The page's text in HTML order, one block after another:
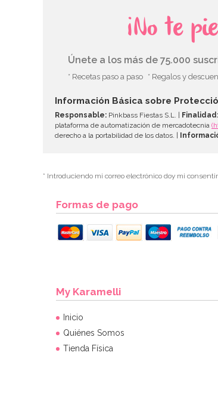
¡No te
Únete a los más de 75.000
* Recetas paso a paso * Regalos y
Información Básica sobre
Responsable: Pinkbass Fiestas S.L. | Finalidad:
plataforma de automatización de mercadotecnia
derecho a la portabilidad de los datos. |
* Introduciendo mi correo electrónico doy mi
Formas de pago
My Karamelli
Inicio
Quiénes Somos
Tienda Física